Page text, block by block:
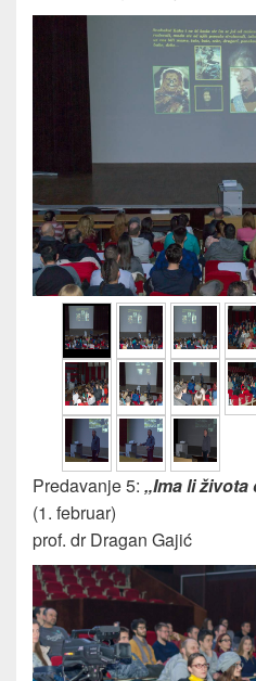
Predavanje 5: „Ima li
(1. februar)
prof. dr Dragan Gajić